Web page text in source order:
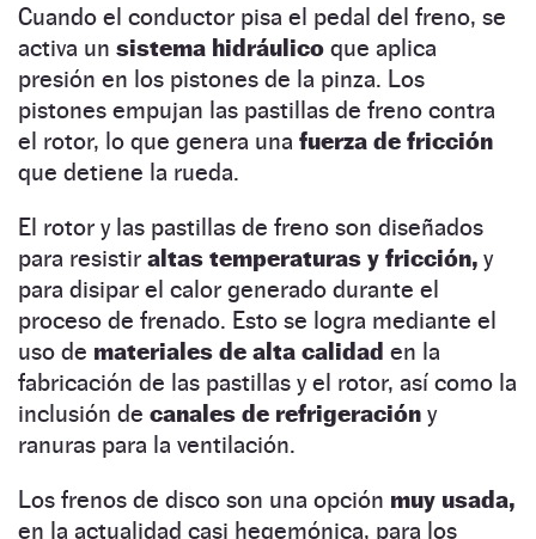
Cuando el conductor pisa el pedal del freno, se
activa un sistema hidráulico que aplica
presión en los pistones de la pinza. Los
pistones empujan las pastillas de freno contra
el rotor, lo que genera una fuerza de fricción
que detiene la rueda.
El rotor y las pastillas de freno son diseñados
para resistir altas temperaturas y fricción, y
para disipar el calor generado durante el
proceso de frenado. Esto se logra mediante el
uso de materiales de alta calidad en la
fabricación de las pastillas y el rotor, así como la
inclusión de canales de refrigeración y
ranuras para la ventilación.
Los frenos de disco son una opción muy usada,
en la actualidad casi hegemónica, para los